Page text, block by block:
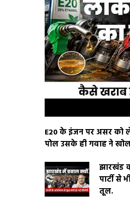
E20 के इंजन पर असर को
पोल उसके ही गवाह ने
झारखंड
पार्टी से
तूल.